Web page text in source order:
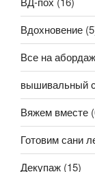
Вдохновение
Все на
вышивальный
Вяжем вместе
Готовим сани
Декупаж (15)